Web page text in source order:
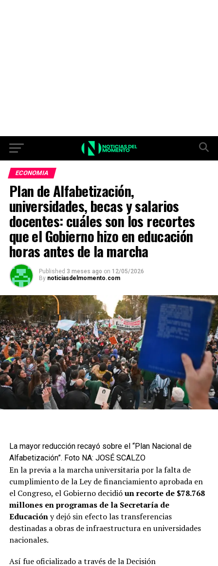
ECONOMIA
Plan de Alfabetización,
universidades, becas y salarios
docentes: cuáles son los recortes
que el Gobierno hizo en educación
horas antes de la marcha
Published 3 meses ago on 12/05/2026
By noticiasdelmomento.com
La mayor reducción recayó sobre el “Plan Nacional de
Alfabetización”. Foto NA: JOSÉ SCALZO
En la previa a la marcha universitaria por la falta de
cumplimiento de la Ley de financiamiento aprobada en
el Congreso, el Gobierno decidióun recorte de $78.768
millones en programas de la Secretaría de
Educacióny dejó sin efecto las transferencias
destinadas a obras de infraestructura en universidades
nacionales.
Así fue oficializado a través de la Decisión